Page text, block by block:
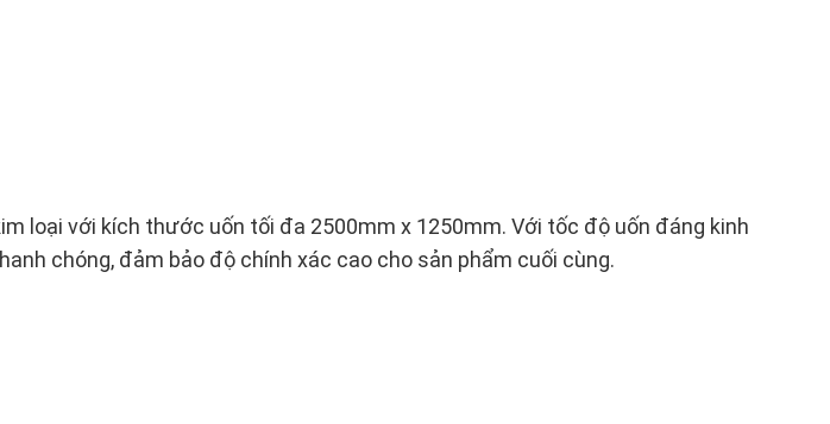
loại với kích thước uốn tối đa 2500mm x 1250mm. Với tốc độ uốn đáng kinh
chóng, đảm bảo độ chính xác cao cho sản phẩm cuối cùng.